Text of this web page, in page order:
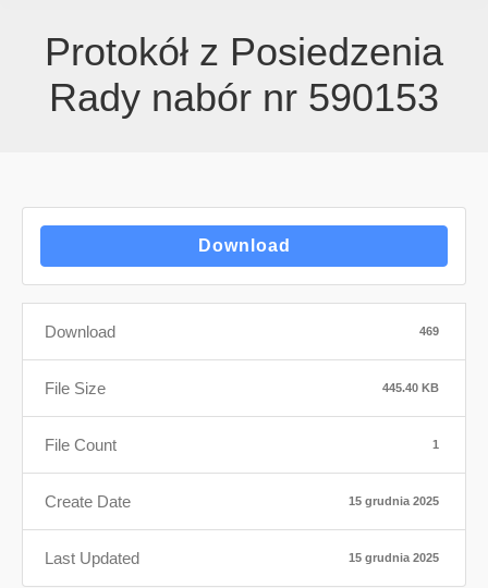
Protokół z Posiedzenia
Rady nabór nr 590153
Download
Download 469
File Size 445.40 KB
File Count 1
Create Date 15 grudnia 2025
Last Updated 15 grudnia 2025